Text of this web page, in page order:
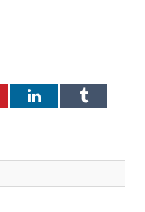
LinkedInTumblr